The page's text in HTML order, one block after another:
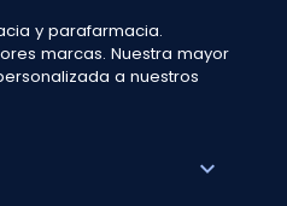
y parafarmacia.
marcas. Nuestra mayor
a nuestros
expand_more